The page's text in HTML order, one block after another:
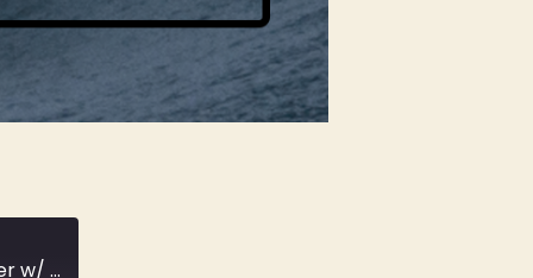
Performance Surfing und Leben als Profisurfer w/ Tim Elter